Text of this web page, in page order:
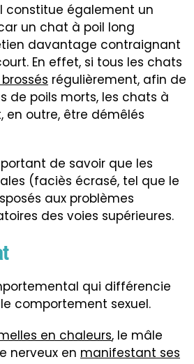
constitue également un
un chat à poil long
davantage contraignant
En effet, si tous les chats
régulièrement, afin de
de poils morts, les chats à
en outre, être démêlés
de savoir que les
(faciès écrasé, tel que le
aux problèmes
des voies supérieures.
qui différencie
comportement sexuel.
en chaleurs, le mâle
nerveux en manifestant ses